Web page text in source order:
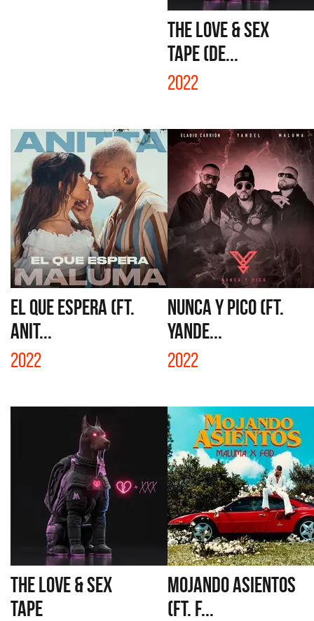
THE LOVE & SEX
TAPE (DE...
2022
EL QUE ESPERA (FT.
ANIT...
2022
NUNCA Y PICO (FT.
YANDE...
2022
THE LOVE & SEX
TAPE
MOJANDO ASIENTOS
(FT. F...